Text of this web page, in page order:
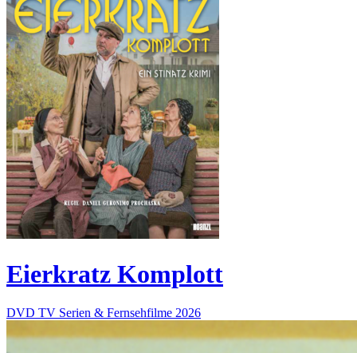
Eierkratz Komplott
DVD TV Serien & Fernsehfilme 2026